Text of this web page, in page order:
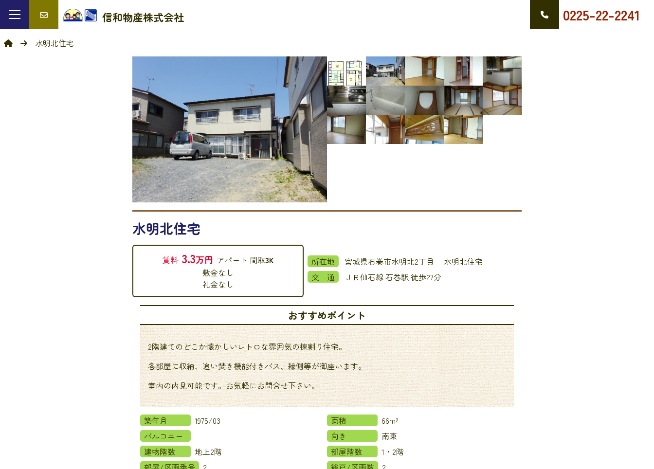
信和物産株式会社 0225-22-2241
水明北住宅
水明北住宅
賃料 3.3万円 アパート 間取3K
敷金なし
礼金なし
所在地
宮城県石巻市水明北2丁目 水明北住宅
交 通
ＪＲ仙石線 石巻駅 徒歩27分
おすすめポイント
2階建てのどこか懐かしいレトロな雰囲気の棟割り住宅。
各部屋に収納、追い焚き機能付きバス、縁側等が御座います。
室内の内見可能です。お気軽にお問合せ下さい。
築年月 1975/03 面積
66m²
バルコニー
向き
南東
建物階数
地上2階 部屋階数
1・2階